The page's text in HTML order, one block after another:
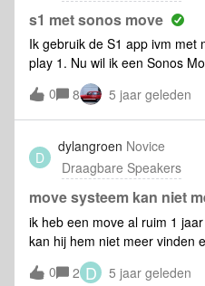
s1 met sonos move
Ik gebruik de S1 app ivm met
play 1. Nu wil ik een Sonos
0 8 5 jaar geleden
D
dylangroen Novice
Draagbare Speakers
move systeem kan niet
ik heb een move al ruim 1
kan hij hem niet meer vinden
met mijn sonos move
0 2 D 5 jaar geleden